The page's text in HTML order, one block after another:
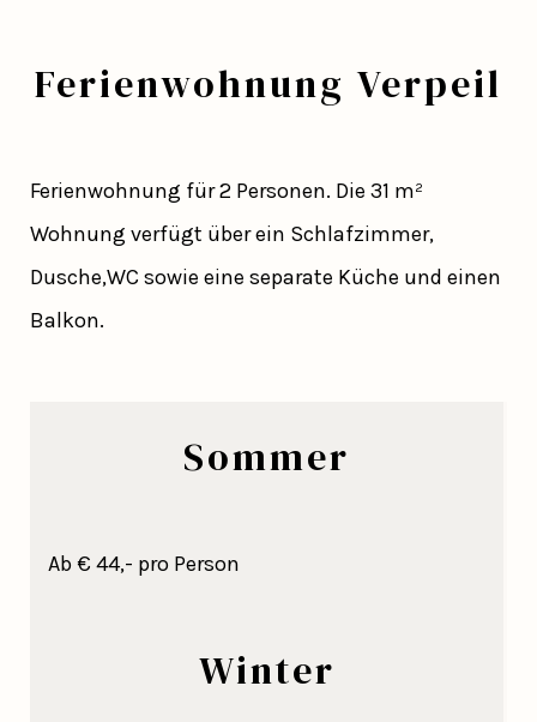
Ferienwohnung Verpeil
Ferienwohnung für 2 Personen. Die 31 m²
Wohnung verfügt über ein Schlafzimmer,
Dusche,WC sowie eine separate Küche und einen
Balkon.
Sommer
Ab € 44,- pro Person
Winter